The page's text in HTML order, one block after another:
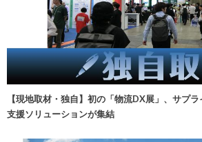
【現地取材・独自】初の「物流DX展」、サプ
支援ソリューションが集結